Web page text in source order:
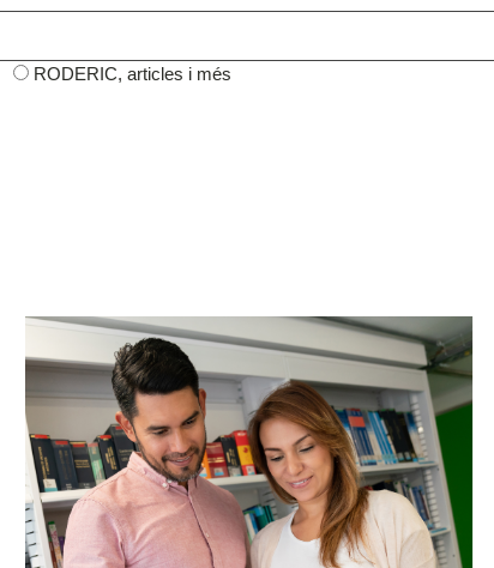
RODERIC, articles i més